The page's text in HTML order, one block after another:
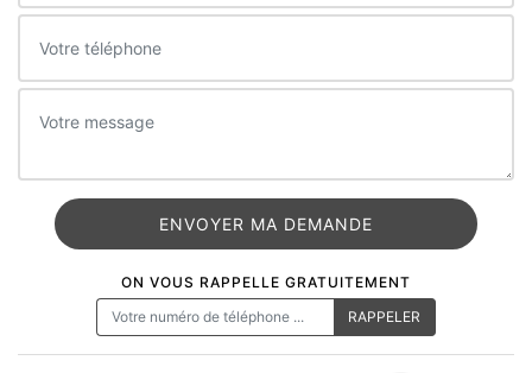
ON VOUS RAPPELLE GRATUITEMENT